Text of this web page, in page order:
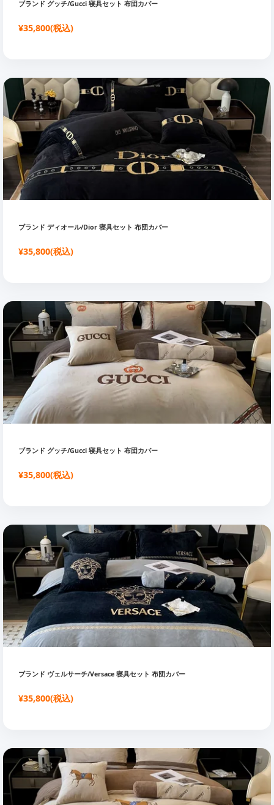
ブランド グッチ/Gucci 寝具セット 布団カバー
¥35,800(税込)
ブランド ディオール/Dior 寝具セット 布団カバー
¥35,800(税込)
ブランド グッチ/Gucci 寝具セット 布団カバー
¥35,800(税込)
ブランド ヴェルサーチ/Versace 寝具セット 布団カバー
¥35,800(税込)